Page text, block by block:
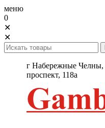
меню
0
✕
✕
г Набережные Челны,
проспект, 118а